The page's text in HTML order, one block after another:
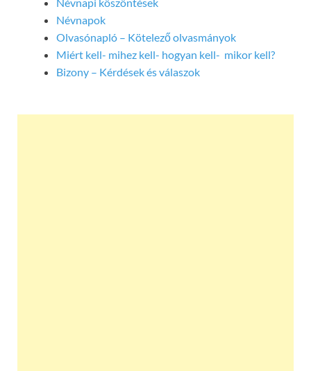
Névnapok
Olvasónapló – Kötelező olvasmányok
Miért kell- mihez kell- hogyan kell- mikor kell?
Bizony – Kérdések és válaszok